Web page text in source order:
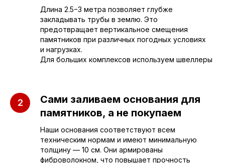
Длина 2.5−3 метра позволяет глубже
закладывать трубы в землю. Это
предотвращает вертикальное смещения
памятников при различных погодных условиях
и нагрузках.
Для больших комплексов используем швеллеры
Сами заливаем основания для
памятников, а не покупаем
Наши основания соответствуют всем
техническим нормам и имеют минимальную
толщину — 10 см. Они армированы
фиброволокном, что повышает прочность
г. Саратов, улица имени Е.И.
Пугачёва, 156
г. Энгельс, Весёлая ул., 114
55